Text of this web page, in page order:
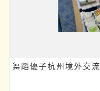
舞蹈優子杭州境外交流